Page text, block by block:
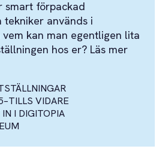
förpackad
tekniker används i
vem kan man egentligen lita
hos er? Läs mer
–TILLS VIDARE
I DIGITOPIA